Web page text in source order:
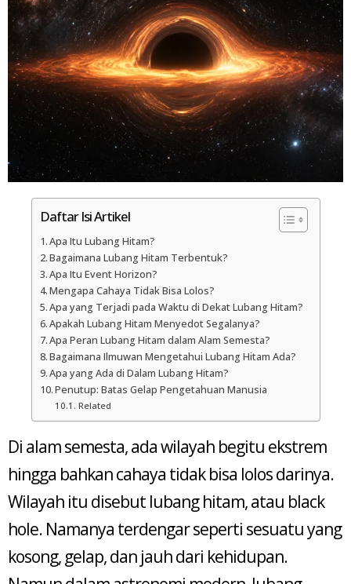
Daftar Isi Artikel
Apa Itu Lubang Hitam?
Bagaimana Lubang Hitam Terbentuk?
Apa Itu Event Horizon?
Mengapa Cahaya Tidak Bisa Lolos?
Apa yang Terjadi pada Waktu di Dekat Lubang Hitam?
Apakah Lubang Hitam Menyedot Segalanya?
Apa Peran Lubang Hitam dalam Alam Semesta?
Bagaimana Ilmuwan Mengetahui Lubang Hitam Ada?
Apa yang Ada di Dalam Lubang Hitam?
Penutup: Batas Gelap Pengetahuan Manusia
Related
Di alam semesta, ada wilayah begitu ekstrem
hingga bahkan cahaya tidak bisa lolos darinya.
Wilayah itu disebut lubang hitam, atau black
hole. Namanya terdengar seperti sesuatu yang
kosong, gelap, dan jauh dari kehidupan.